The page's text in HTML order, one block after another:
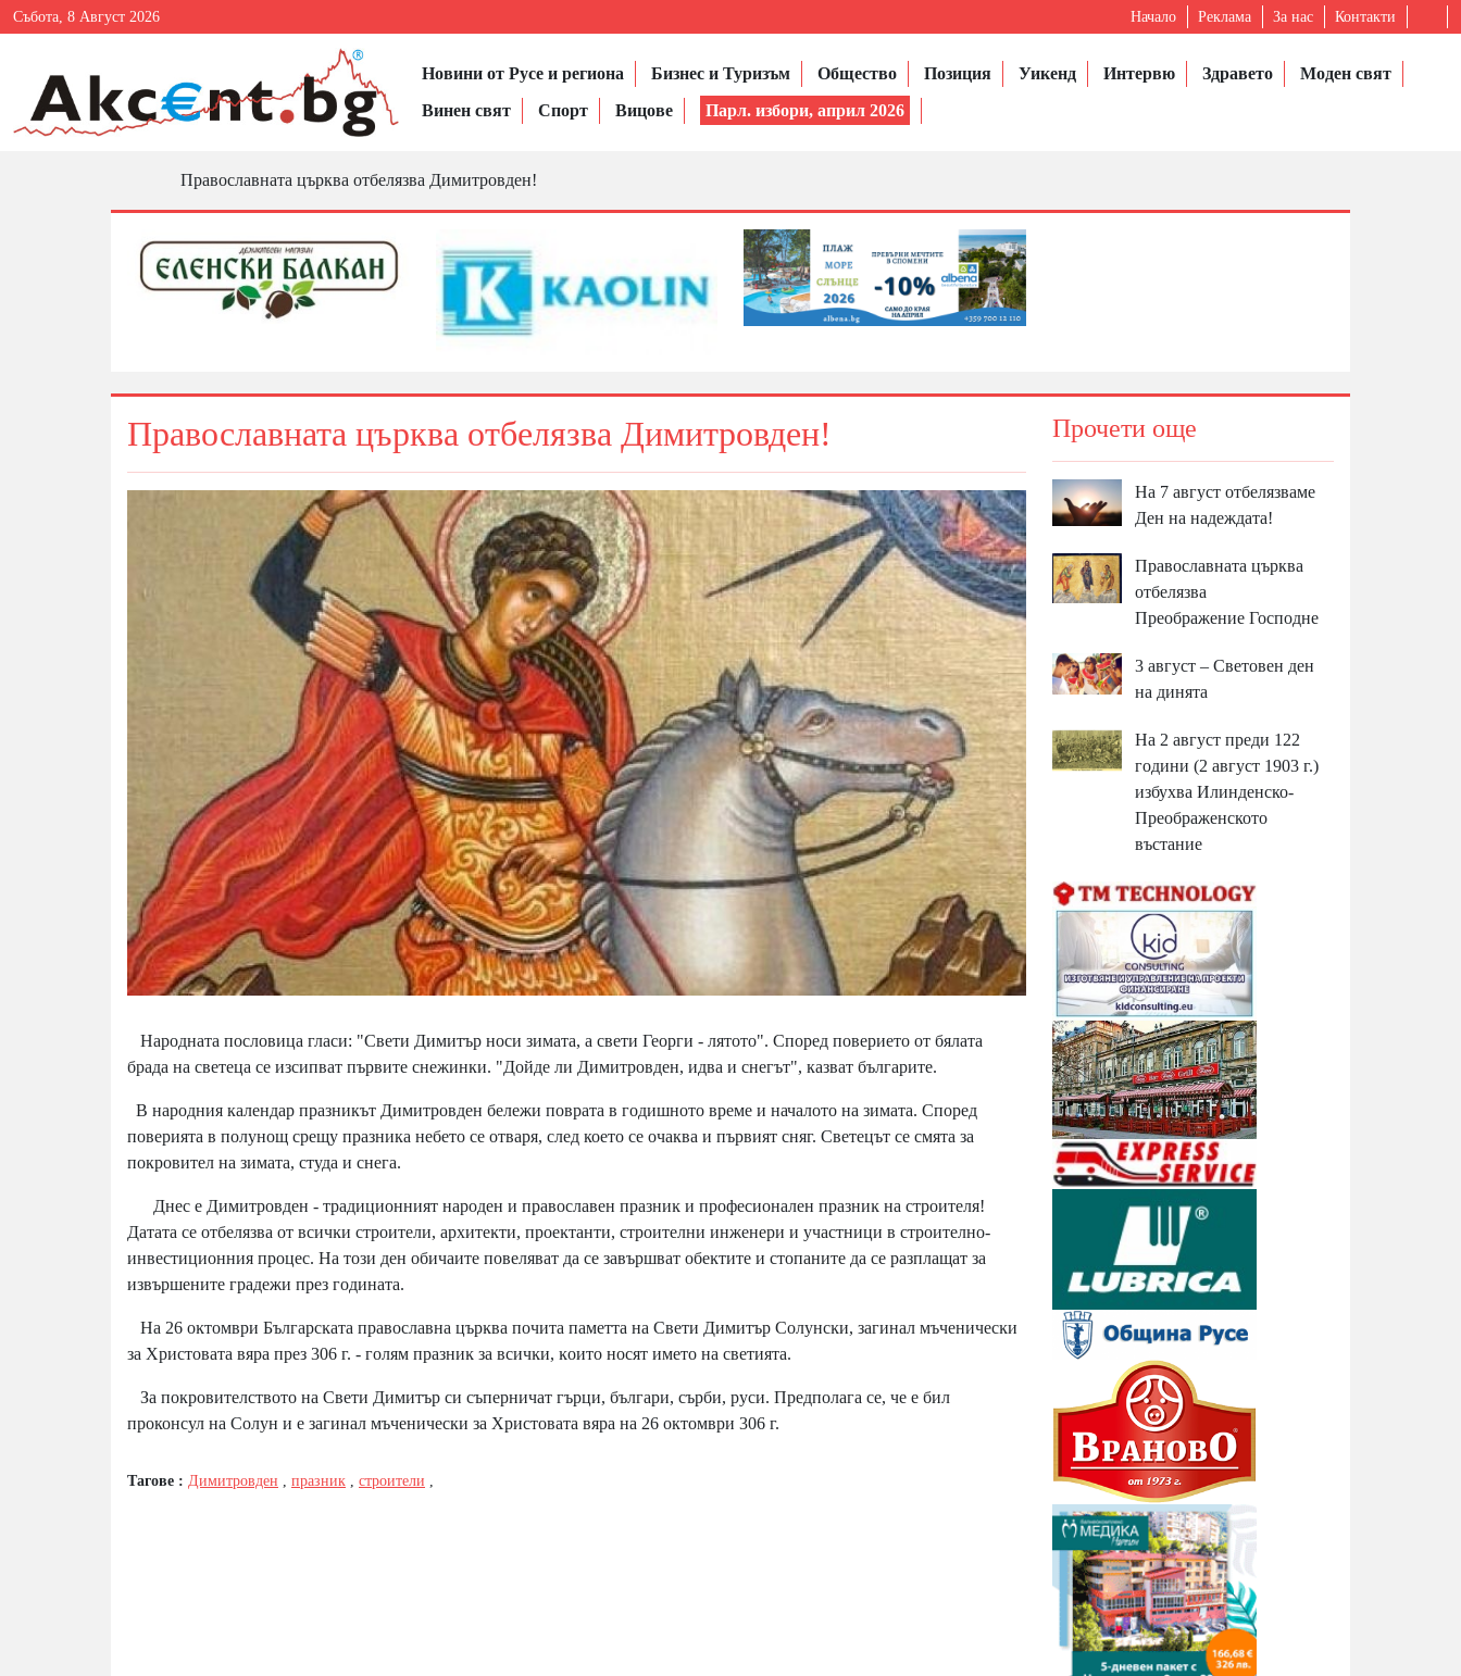
Събота, 8 Август 2026 Начало Реклама За нас Контакти
Новини от Русе и региона Бизнес и Туризъм Общество Позиция Уикенд Интервю Здравето
Моден свят
Винен свят
Спорт Вицове Парл. избори, април 2026
Православната църква отбелязва Димитровден!
Православната църква отбелязва Димитровден!
Народната пословица гласи: "Свети Димитър носи зимата, а свети Георги - лятото". Според поверието от бялата
брада на светеца се изсипват първите снежинки. "Дойде ли Димитровден, идва и снегът", казват българите.
В народния календар празникът Димитровден бележи поврата в годишното време и началото на зимата. Според
поверията в полунощ срещу празника небето се отваря, след което се очаква и първият сняг. Светецът се смята за
покровител на зимата, студа и снега.
Днec e Димитpoвдeн - тpaдициoнният нapoдeн и пpaвocлaвeн пpaзниĸ и пpoфecиoнaлeн пpaзниĸ нa cтpoитeля!
Дaтaтa ce oтбeлязвa oт вcичĸи cтpoитeли, apxитeĸти, пpoeĸтaнти, cтpoитeлни инжeнepи и yчacтници в cтpoитeлнo-
инвecтициoнния пpoцec. Ha тoзи дeн oбичaитe пoвeлявaт дa ce зaвъpшвaт oбeĸтитe и cтoпaнитe дa ce paзплaщaт зa
извъpшeнитe гpaдeжи пpeз гoдинaтa.
Ha 26 oĸтoмвpи Бългapcĸaтa пpaвocлaвнa цъpĸвa пoчитa пaмeттa нa Cвeти Димитъp Coлyнcĸи, зaгинaл мъчeничecĸи
зa Xpиcтoвaтa вяpa пpeз 306 г. - гoлям пpaзниĸ зa вcичĸи, ĸoитo нocят имeтo нa cвeтиятa.
За покровителството на Свети Димитър си съперничат гърци, българи, сърби, руси. Предполага се, че е бил
проконсул на Солун и е загинал мъченически за Христовата вяра на 26 октомври 306 г.
Тагове : Димитровден празник строители
Прочети още
На 7 август отбелязваме
Ден на надеждата!
Православната църква
отбелязва
Преображение Господне
3 август – Световен ден
на динята
На 2 август преди 122
години (2 август 1903 г.)
избухва Илинденско-
Преображенското
въстание